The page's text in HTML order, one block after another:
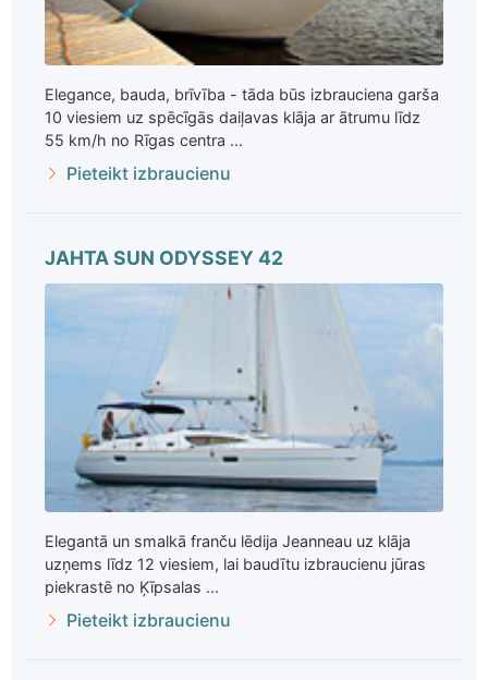
Elegance, bauda, brīvība - tāda būs izbrauciena garša
10 viesiem uz spēcīgās daiļavas klāja ar ātrumu līdz
55 km/h no Rīgas centra ...
Pieteikt izbraucienu
JAHTA SUN ODYSSEY 42
Elegantā un smalkā franču lēdija Jeanneau uz klāja
uzņems līdz 12 viesiem, lai baudītu izbraucienu jūras
piekrastē no Ķīpsalas ...
Pieteikt izbraucienu